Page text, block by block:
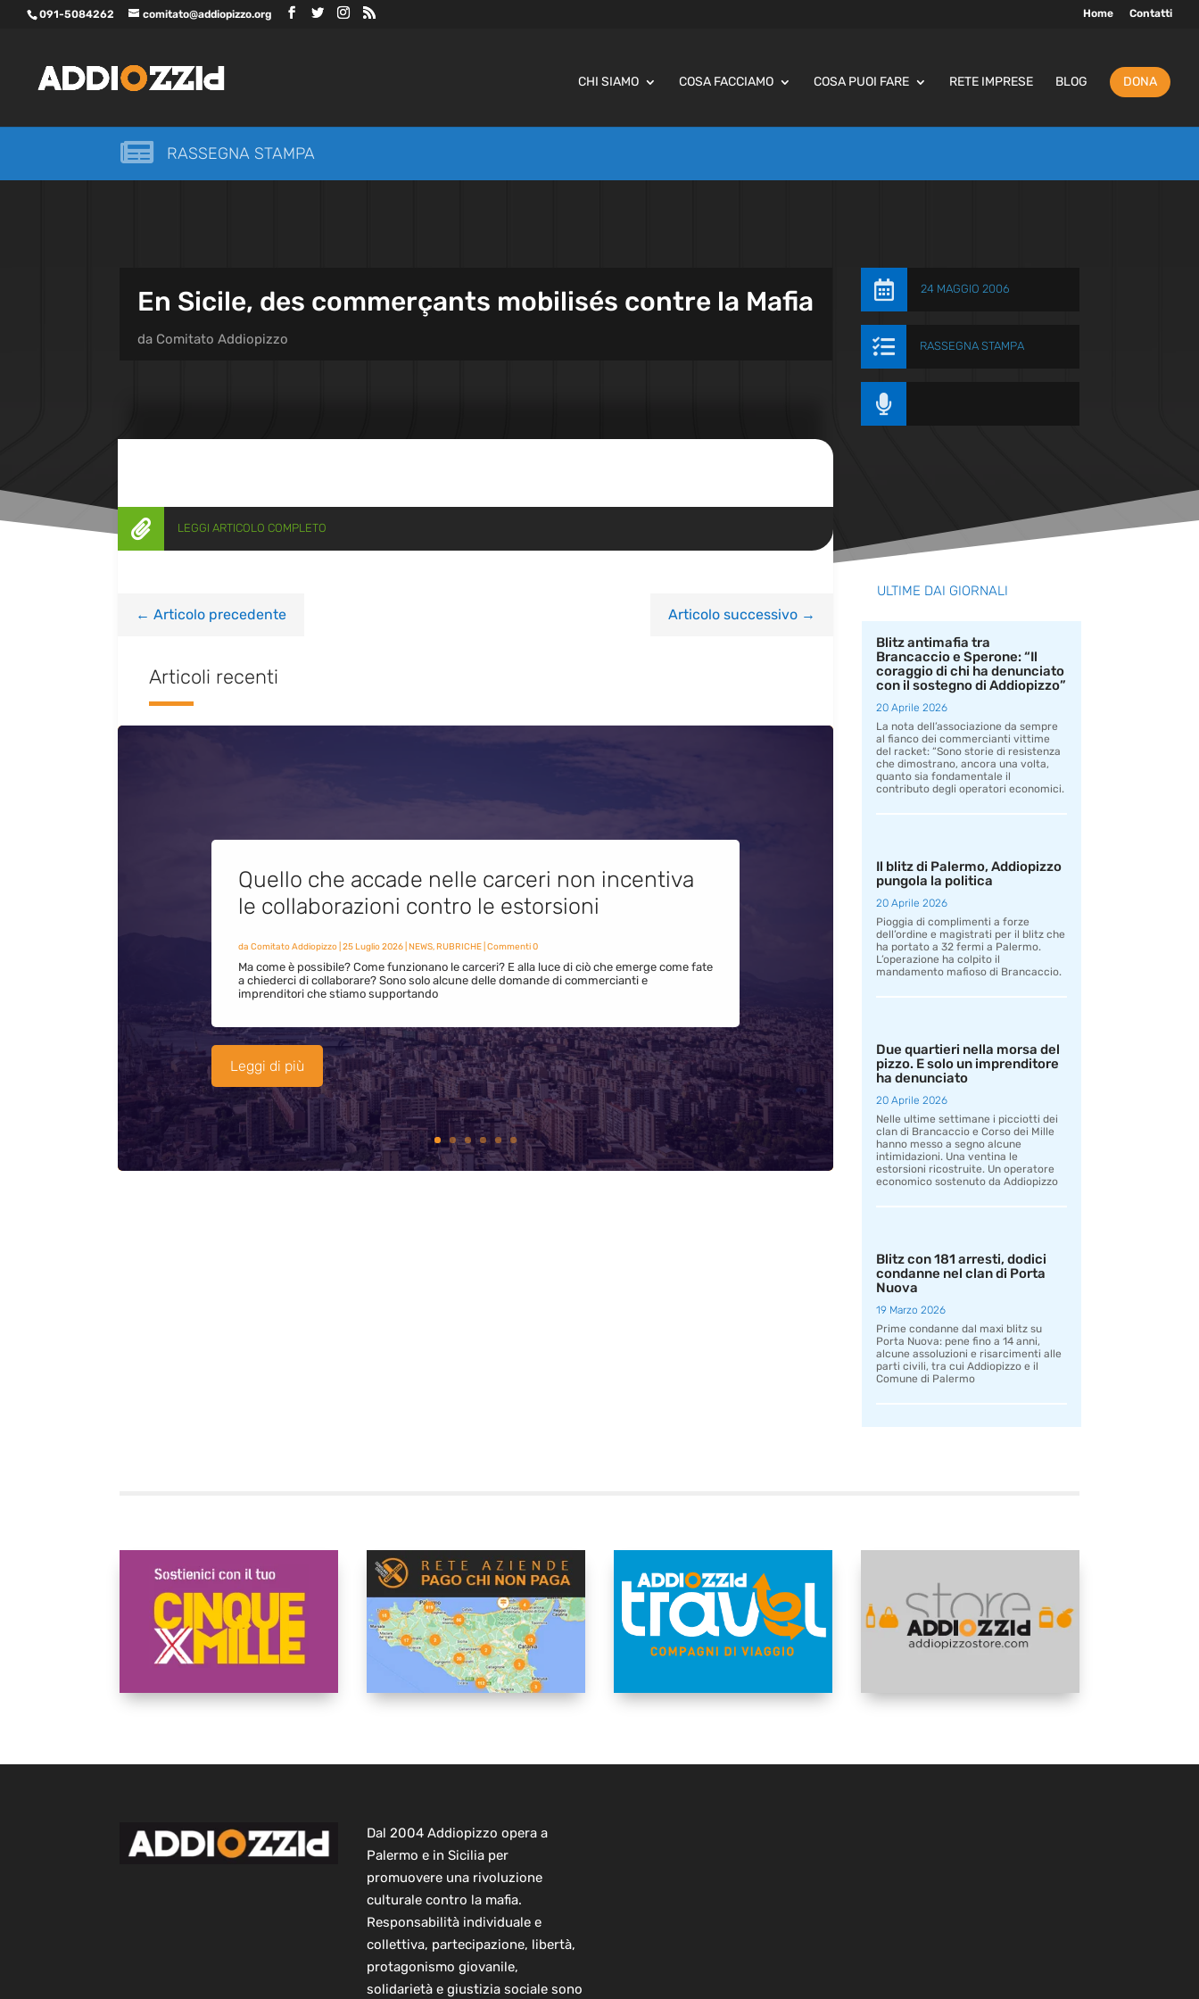
091-5084262 comitato@addiopizzo.org Home Contatti
CHI SIAMO COSA FACCIAMO COSA PUOI FARE RETE IMPRESE BLOG DONA
 RASSEGNA STAMPA
En Sicile, des commerçants mobilisés contre la Mafia
da Comitato Addiopizzo
 24 MAGGIO 2006
 RASSEGNA STAMPA

 LEGGI ARTICOLO COMPLETO
← Articolo precedente Articolo successivo→
Articoli recenti
Quello che accade nelle carceri non incentiva
le collaborazioni contro le estorsioni
da Comitato Addiopizzo| 25 Luglio 2026| NEWS,RUBRICHE| Commenti 0
Ma come è possibile? Come funzionano le carceri? E alla luce di ciò che emerge come fate
a chiederci di collaborare? Sono solo alcune delle domande di commercianti e
imprenditori che stiamo supportando
Leggi di più
ULTIME DAI GIORNALI
Blitz antimafia tra
Brancaccio e Sperone: “Il
coraggio di chi ha denunciato
con il sostegno di Addiopizzo”
20 Aprile 2026
La nota dell’associazione da sempre
al fianco dei commercianti vittime
del racket: “Sono storie di resistenza
che dimostrano, ancora una volta,
quanto sia fondamentale il
contributo degli operatori economici.
Il blitz di Palermo, Addiopizzo
pungola la politica
20 Aprile 2026
Pioggia di complimenti a forze
dell’ordine e magistrati per il blitz che
ha portato a 32 fermi a Palermo.
L’operazione ha colpito il
mandamento mafioso di Brancaccio.
Due quartieri nella morsa del
pizzo. E solo un imprenditore
ha denunciato
20 Aprile 2026
Nelle ultime settimane i picciotti dei
clan di Brancaccio e Corso dei Mille
hanno messo a segno alcune
intimidazioni. Una ventina le
estorsioni ricostruite. Un operatore
economico sostenuto da Addiopizzo
Blitz con 181 arresti, dodici
condanne nel clan di Porta
Nuova
19 Marzo 2026
Prime condanne dal maxi blitz su
Porta Nuova: pene fino a 14 anni,
alcune assoluzioni e risarcimenti alle
parti civili, tra cui Addiopizzo e il
Comune di Palermo
Dal 2004 Addiopizzo opera a
Palermo e in Sicilia per
promuovere una rivoluzione
culturale contro la mafia.
Responsabilità individuale e
collettiva, partecipazione, libertà,
protagonismo giovanile,
solidarietà e giustizia sociale sono